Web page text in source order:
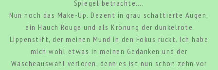
Spiegel betrachte….
Nun noch das Make-Up. Dezent in grau schattierte Augen,
ein Hauch Rouge und als Krönung der dunkelrote
Lippenstift, der meinen Mund in den Fokus rückt. Ich habe
mich wohl etwas in meinen Gedanken und der
Wäscheauswahl verloren, denn es ist nun schon zehn vor